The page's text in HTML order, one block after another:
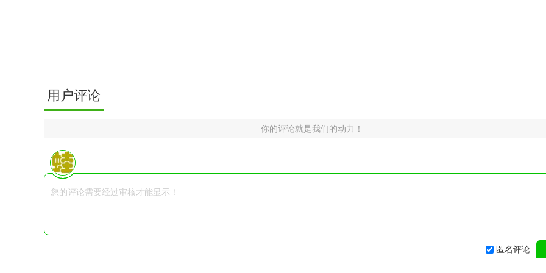
用户评论
你的评论就是我们的动力！
匿名评论